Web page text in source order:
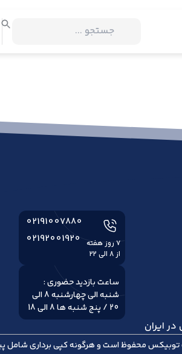
02191007880
02192001920
۷ روز هفته
از 8 الی 22
ساعت بازدید حضوری :
شنبه الی چهارشنبه 8 الی
20 / پنج شنبه ها 8 الی 18
ایران
توبیکسمحفوظ است و هرگونه کپی برداری شامل